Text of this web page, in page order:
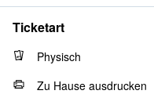
Ticketart
Physisch
Zu Hause ausdrucken